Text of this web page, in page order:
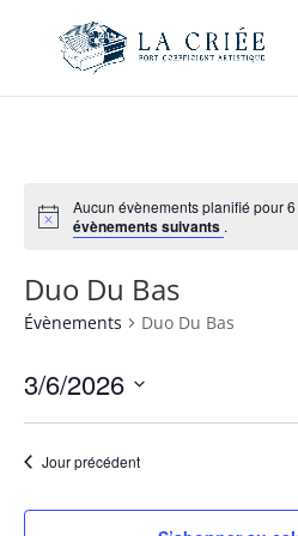
Aucun évènements planifié pour
évènements suivants .
Duo Du Bas
Évènements Duo Du Bas
3/6/2026
date.Jour précédent